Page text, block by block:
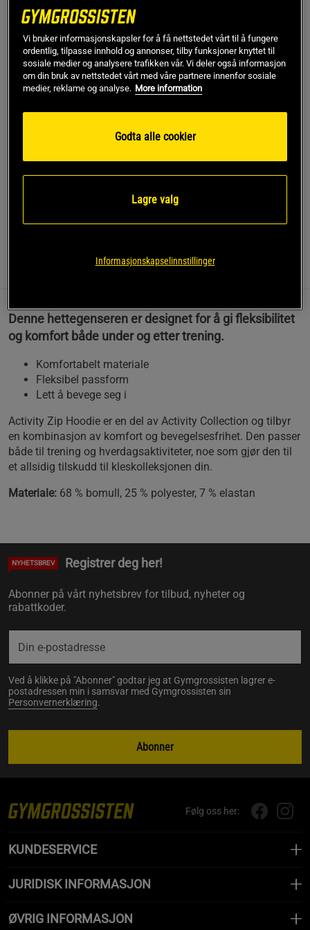
Kjøp
SKU #13797-069R | EAN
Les mer
Denne hettegenseren er designet for å gi fleksibilitet
og komfort både under og etter trening.
Komfortabelt materiale
Fleksibel passform
Lett å bevege seg i
Activity Zip Hoodie er en del av Activity Collection og tilbyr
en kombinasjon av komfort og bevegelsesfrihet. Den passer
både til trening og hverdagsaktiviteter, noe som gjør den til
et allsidig tilskudd til kleskolleksjonen din.
Materiale: 68 % bomull, 25 % polyester, 7 % elastan
NYHETSBREV Registrer deg her!
Abonner på vårt nyhetsbrev for tilbud, nyheter og
rabattkoder.
Ved å klikke på "Abonner" godtar jeg at Gymgrossisten lagrer e-
postadressen min i samsvar med Gymgrossisten sin
Personvernerklæring.
Abonner
Følg oss her:
KUNDESERVICE
JURIDISK INFORMASJON
ØVRIG INFORMASJON
Vi bruker informasjonskapsler for å få nettstedet vårt til å fungere
ordentlig, tilpasse innhold og annonser, tilby funksjoner knyttet til
sosiale medier og analysere trafikken vår. Vi deler også informasjon
om din bruk av nettstedet vårt med våre partnere innenfor sosiale
medier, reklame og analyse. More information
Godta alle cookier
Lagre valg
Informasjonskapselinnstillinger